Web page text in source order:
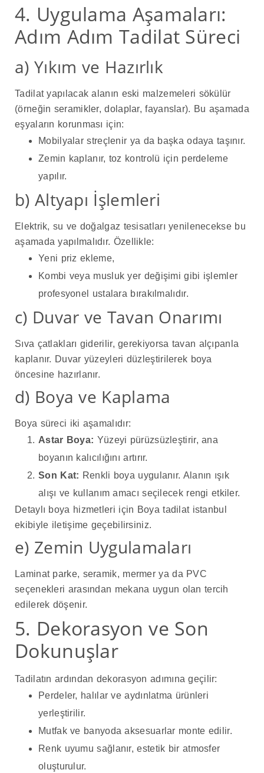
4. Uygulama Aşamaları:
Adım Adım Tadilat Süreci
a) Yıkım ve Hazırlık
Tadilat yapılacak alanın eski malzemeleri sökülür
(örneğin seramikler, dolaplar, fayanslar). Bu aşamada
eşyaların korunması için:
Mobilyalar streçlenir ya da başka odaya taşınır.
Zemin kaplanır, toz kontrolü için perdeleme
yapılır.
b) Altyapı İşlemleri
Elektrik, su ve doğalgaz tesisatları yenilenecekse bu
aşamada yapılmalıdır. Özellikle:
Yeni priz ekleme,
Kombi veya musluk yer değişimi gibi işlemler
profesyonel ustalara bırakılmalıdır.
c) Duvar ve Tavan Onarımı
Sıva çatlakları giderilir, gerekiyorsa tavan alçıpanla
kaplanır. Duvar yüzeyleri düzleştirilerek boya
öncesine hazırlanır.
d) Boya ve Kaplama
Boya süreci iki aşamalıdır:
Astar Boya: Yüzeyi pürüzsüzleştirir, ana
boyanın kalıcılığını artırır.
Son Kat: Renkli boya uygulanır. Alanın ışık
alışı ve kullanım amacı seçilecek rengi etkiler.
Detaylı boya hizmetleri için Boya tadilat istanbul
ekibiyle iletişime geçebilirsiniz.
e) Zemin Uygulamaları
Laminat parke, seramik, mermer ya da PVC
seçenekleri arasından mekana uygun olan tercih
edilerek döşenir.
5. Dekorasyon ve Son
Dokunuşlar
Tadilatın ardından dekorasyon adımına geçilir:
Perdeler, halılar ve aydınlatma ürünleri
yerleştirilir.
Mutfak ve banyoda aksesuarlar monte edilir.
Renk uyumu sağlanır, estetik bir atmosfer
oluşturulur.